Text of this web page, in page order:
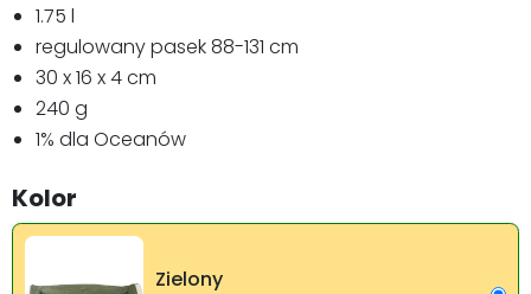
1.75 l
regulowany pasek 88-131 cm
30 x 16 x 4 cm
240 g
1% dla Oceanów
Kolor
Zielony